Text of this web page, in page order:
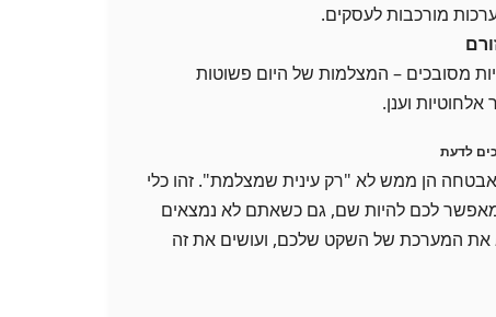
מורכבות לעסקים.
מסובכים – המצלמות של היום פשוטות
וענן.
לדעת
הן ממש לא "רק עינית שמצלמת". זהו כלי
לכם להיות שם, גם כשאתם לא נמצאים
את המערכת של השקט שלכם, ועושים את זה